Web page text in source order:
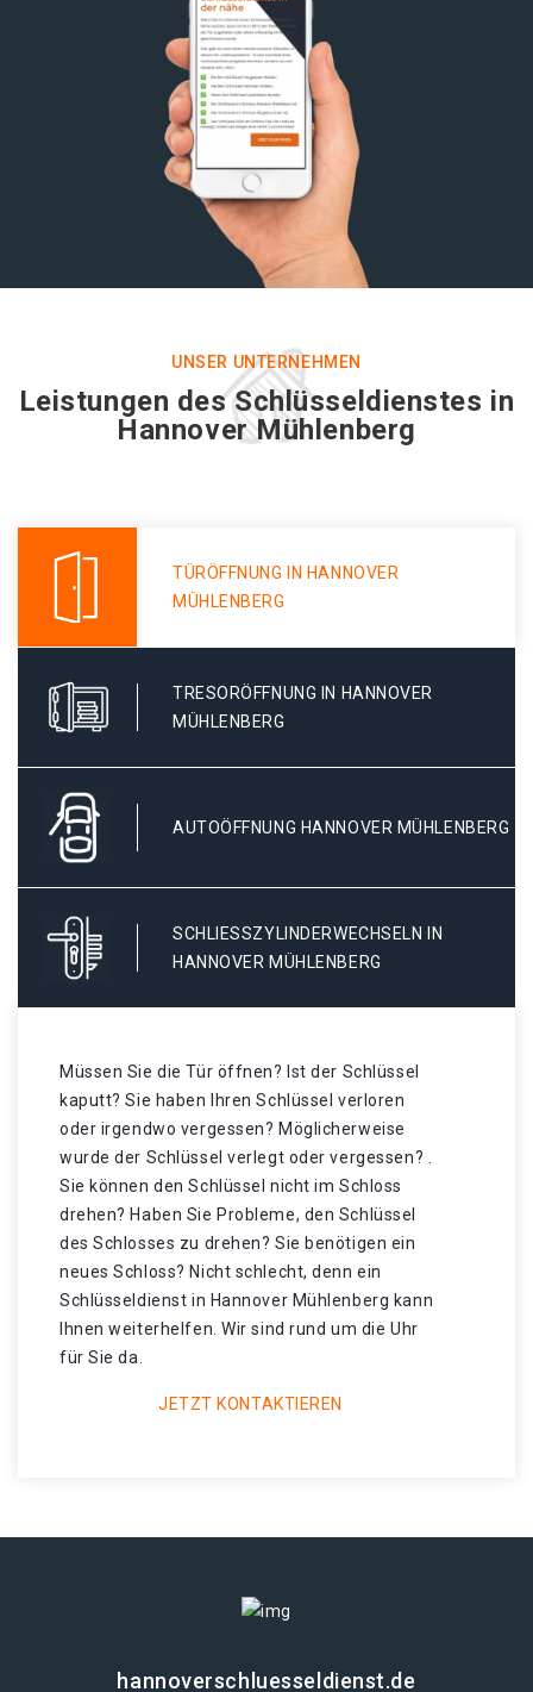
UNSER UNTERNEHMEN
Leistungen des Schlüsseldienstes in
Hannover Mühlenberg
TÜRÖFFNUNG IN HANNOVER
MÜHLENBERG
TRESORÖFFNUNG IN HANNOVER
MÜHLENBERG
AUTOÖFFNUNG HANNOVER MÜHLENBERG
SCHLIESSZYLINDERWECHSELN IN H
ANNOVER MÜHLENBERG
Müssen Sie die Tür öffnen? Ist der Schlüssel
kaputt? Sie haben Ihren Schlüssel verloren
oder irgendwo vergessen? Möglicherweise
wurde der Schlüssel verlegt oder vergessen? .
Sie können den Schlüssel nicht im Schloss
drehen? Haben Sie Probleme, den Schlüssel
des Schlosses zu drehen? Sie benötigen ein
neues Schloss? Nicht schlecht, denn ein
Schlüsseldienst in Hannover Mühlenberg kann
Ihnen weiterhelfen. Wir sind rund um die Uhr
für Sie da.
JETZT KONTAKTIEREN
hannoverschluesseldienst.de